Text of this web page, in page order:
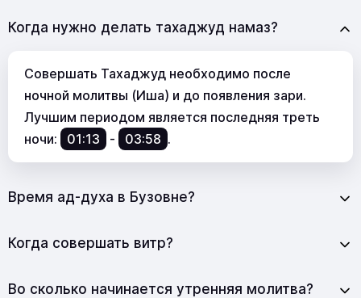
Когда нужно делать тахаджуд намаз?
Совершать Тахаджуд необходимо после
ночной молитвы (Иша) и до появления зари.
Лучшим периодом является последняя треть
ночи:
01:13 - 03:58 .
Время ад-духа в Бузовне?
Когда совершать витр?
Во сколько начинается утренняя молитва?